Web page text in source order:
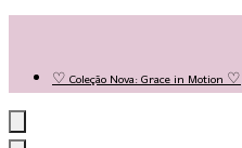
♡ Coleção Nova: Grace in Motion ♡